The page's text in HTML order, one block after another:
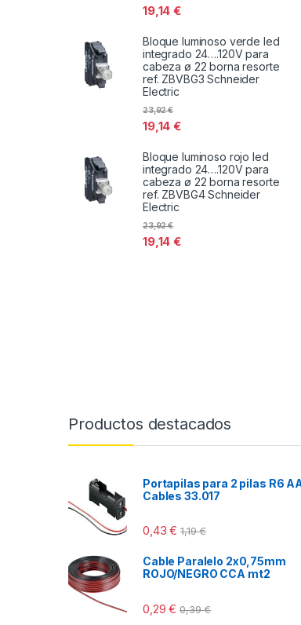
19,14€
Bloque luminoso verde led
integrado 24….120V para
cabeza ø 22 borna resorte
ref. ZBVBG3 Schneider
Electric
19,14€
23,92€
Bloque luminoso rojo led
integrado 24….120V para
cabeza ø 22 borna resorte
ref. ZBVBG4 Schneider
Electric
19,14€
23,92€
Productos destacados
Portapilas para 2 pilas R6
Cables 33.017
0,43€ 1,19€
Cable Paralelo 2x0,75mm
ROJO/NEGRO CCA mt2
0,29€ 0,39€